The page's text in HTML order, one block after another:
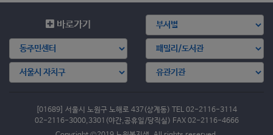
바로가기
[01689] 서울시 노원구 노해로 437(상계동) TEL 02-2116-3114
02-2116-3000,3301(야간,공휴일/당직실) FAX 02-2116-4666